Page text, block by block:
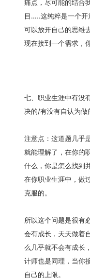
痛点，尽可能的结合
目…..这纯粹是一个
可以放开自己的思维
现在接到一个需求，
七、职业生涯中有没
决的/有没有自认为
注意点：这道题几乎
就能理解了，在你的
什么，你是怎么找到
在你职业生涯中，做
克服的。
所以这个问题是很有
会有成长，天天做着
么几乎就不会有成长
计师也是同理，当你
自己的上限。